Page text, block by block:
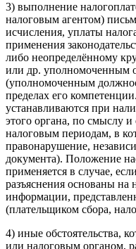
3) выполнение
налоговым агентом)
исчисления, уплаты
применения
либо неопределённому
или др. уполномоченным
(уполномоченным
пределах его
устанавливаются при
этого органа, по смыслу
налоговым периодам, в
правонарушение,
документа). Положение
применяется в случае,
разъяснения основаны на
информации,
(плательщиком сбора,
4) иные обстоятельства,
или налоговым органом,